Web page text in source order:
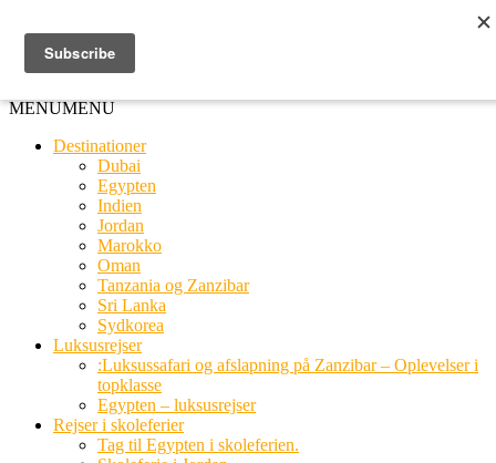
MENUMENU
Destinationer
Dubai
Egypten
Indien
Jordan
Marokko
Oman
Tanzania og Zanzibar
Sri Lanka
Sydkorea
Luksusrejser
:Luksussafari og afslapning på Zanzibar – Oplevelser i
topklasse
Egypten – luksusrejser
Rejser i skoleferier
Tag til Egypten i skoleferien.